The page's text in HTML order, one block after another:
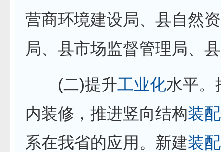
营商环境建设局、县自然
局、县市场监督管理局、
(二)提升工业化水平。
内装修，推进竖向结构装
系在我省的应用。新建装